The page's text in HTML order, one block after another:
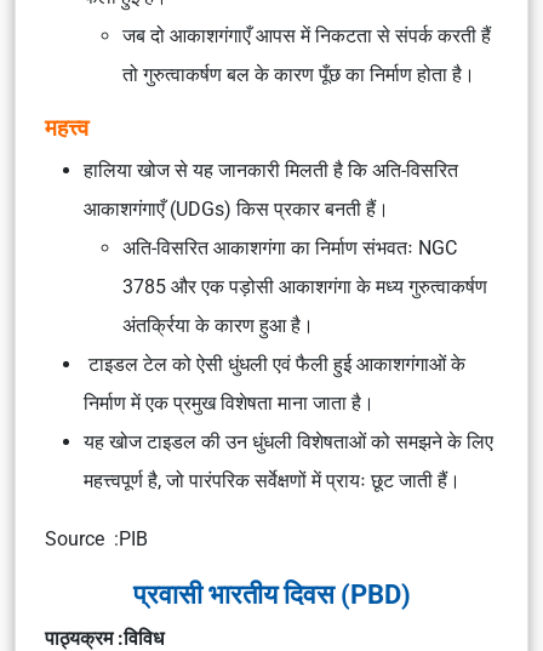
जब दो आकाशगंगाएँ आपस में निकटता से संपर्क करती हैं
तो गुरुत्वाकर्षण बल के कारण पूँछ का निर्माण होता है।
महत्त्व
हालिया खोज से यह जानकारी मिलती है कि अति-विसरित
आकाशगंगाएँ (UDGs) किस प्रकार बनती हैं।
अति-विसरित आकाशगंगा का निर्माण संभवतः NGC
3785 और एक पड़ोसी आकाशगंगा के मध्य गुरुत्वाकर्षण
अंतर्क्रिया के कारण हुआ है।
टाइडल टेल को ऐसी धुंधली एवं फैली हुई आकाशगंगाओं के
निर्माण में एक प्रमुख विशेषता माना जाता है।
यह खोज टाइडल की उन धुंधली विशेषताओं को समझने के लिए
महत्त्वपूर्ण है, जो पारंपरिक सर्वेक्षणों में प्रायः छूट जाती हैं।
Source :PIB
प्रवासी भारतीय दिवस (PBD)
पाठ्यक्रम :विविध